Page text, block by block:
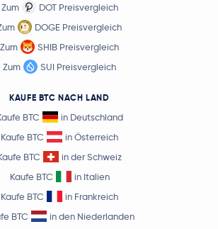
Zum
DOT Preisvergleich
DOGE Preisvergleich
Zum
SHIB Preisvergleich
Zum
SUI Preisvergleich
KAUFE BTC NACH LAND
BTC
in Deutschland
Kaufe BTC
in Österreich
BTC
in der Schweiz
Kaufe BTC
in Italien
Kaufe BTC
in Frankreich
BTC
in den Niederlanden